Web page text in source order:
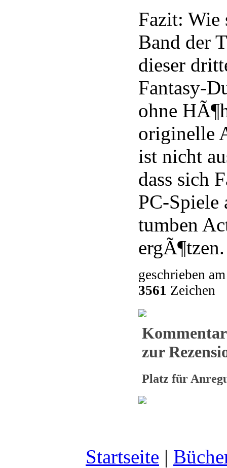
Fazit: Wie
Band der
dieser
Fantasy-
ohne
originelle
ist nicht
dass sich
PC-Spiele
tumben
ergÃ¶tzen.
geschrieben
3561 Zeichen
zur
Platz für
Startseite |